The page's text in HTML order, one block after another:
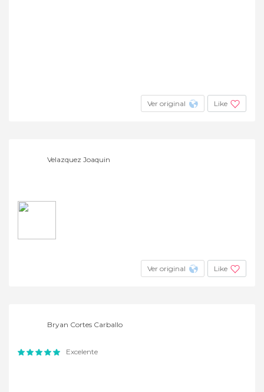
Ver original Like
Velazquez Joaquin
Ver original Like
Bryan Cortes Carballo
Excelente